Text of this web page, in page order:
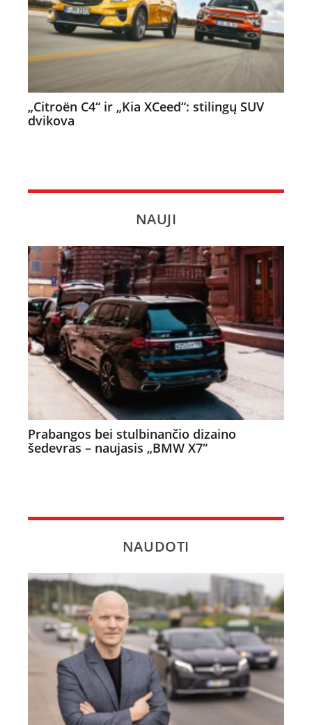
„Citroën C4“ ir „Kia XCeed“: stilingų SUV
dvikova
NAUJI
Prabangos bei stulbinančio dizaino
šedevras – naujasis „BMW X7“
NAUDOTI